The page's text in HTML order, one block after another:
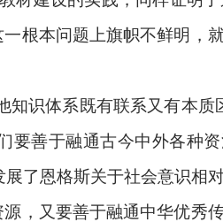
根本问题上旗帜不鲜明，
识体系既有联系又有本
善于融通古今中外各种
了恩格斯关于社会意识
，又要善于融通中华优秀